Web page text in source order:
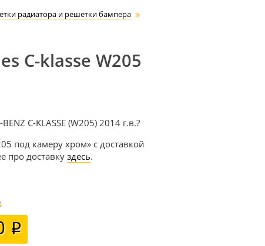
радиатора и решетки бампера
C-klasse W205
C-KLASSE (W205) 2014 г.в.?
под камеру хром» с доставкой
про доставку здесь.